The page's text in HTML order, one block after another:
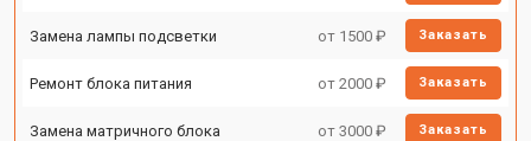
Замена лампы подсветки от 1500 ₽ Заказать
Ремонт блока питания от 2000 ₽ Заказать
Замена матричного блока от 3000 ₽ Заказать